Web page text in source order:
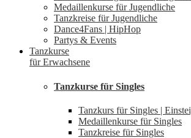
Medaillenkurse für Jugendliche
Tanzkreise für Jugendliche
Dance4Fans | HipHop
Partys & Events
Tanzkurse
für Erwachsene
Tanzkurse für Singles
Tanzkurs für Singles |
Medaillenkurse für Singles
Tanzkreise für Singles